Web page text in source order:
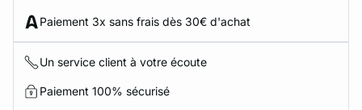
Paiement 3x sans frais dès 30€ d'achat
Un service client à votre écoute
Paiement 100% sécurisé